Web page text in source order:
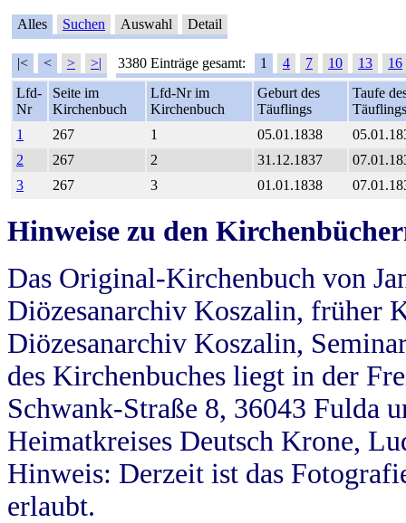
Alles Suchen Auswahl Detail
|< < > >| 3380 Einträge gesamt: 1 4 7 10 13
16
Lfd-
Nr
Seite im
Kirchenbuch
Lfd-Nr im
Kirchenbuch
Geburt des
Täuflings
Taufe
Täuflings
1
267 1 05.01.1838
2
267 2 31.12.1837
3
267 3 01.01.1838
Hinweise zu den
Das Original-Kirchenbuch von
Diözesanarchiv Koszalin, früher
Diözesanarchiv Koszalin,
des Kirchenbuches liegt in der
Schwank-Straße 8, 36043 Fulda
Heimatkreises Deutsch Krone,
Hinweis: Derzeit ist das
erlaubt.